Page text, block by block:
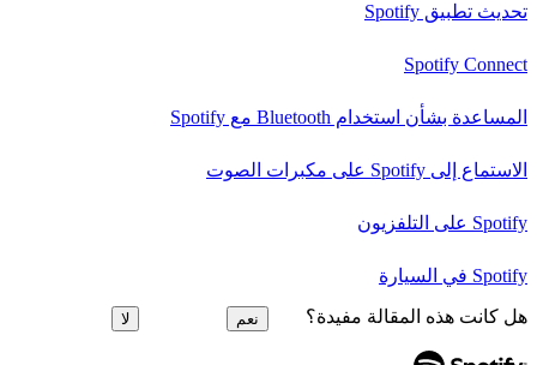
تحديث تطبيق Spotify
Spotify Connect
المساعدة بشأن استخدام Bluetooth مع Spotify
الاستماع إلى Spotify على مكبرات الصوت
Spotify على التلفزيون
Spotify في السيارة
هل كانت هذه المقالة مفيدة؟ نعم لا